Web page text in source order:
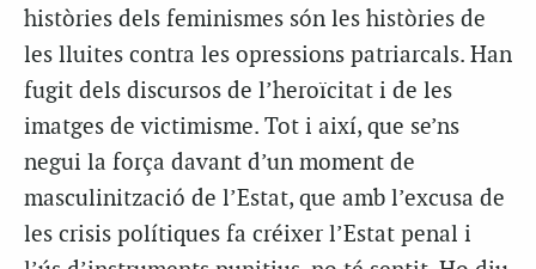
històries dels feminismes són les històries de
les lluites contra les opressions patriarcals. Han
fugit dels discursos de l’heroïcitat i de les
imatges de victimisme. Tot i així, que se’ns
negui la força davant d’un moment de
masculinització de l’Estat, que amb l’excusa de
les crisis polítiques fa créixer l’Estat penal i